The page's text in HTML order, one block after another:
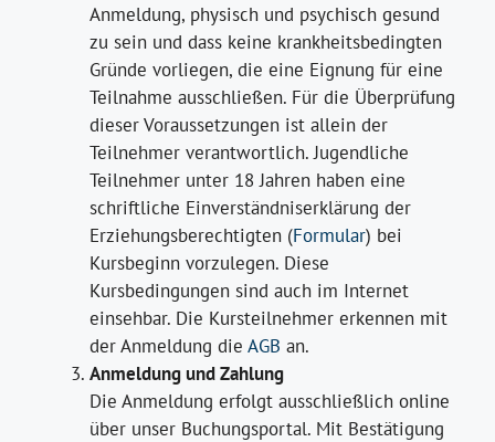
Anmeldung, physisch und psychisch gesund
zu sein und dass keine krankheitsbedingten
Gründe vorliegen, die eine Eignung für eine
Teilnahme ausschließen. Für die Überprüfung
dieser Voraussetzungen ist allein der
Teilnehmer verantwortlich. Jugendliche
Teilnehmer unter 18 Jahren haben eine
schriftliche Einverständniserklärung der
Erziehungsberechtigten (Formular) bei
Kursbeginn vorzulegen. Diese
Kursbedingungen sind auch im Internet
einsehbar. Die Kursteilnehmer erkennen mit
der Anmeldung die AGB an.
Anmeldung und Zahlung
Die Anmeldung erfolgt ausschließlich online
über unser Buchungsportal. Mit Bestätigung